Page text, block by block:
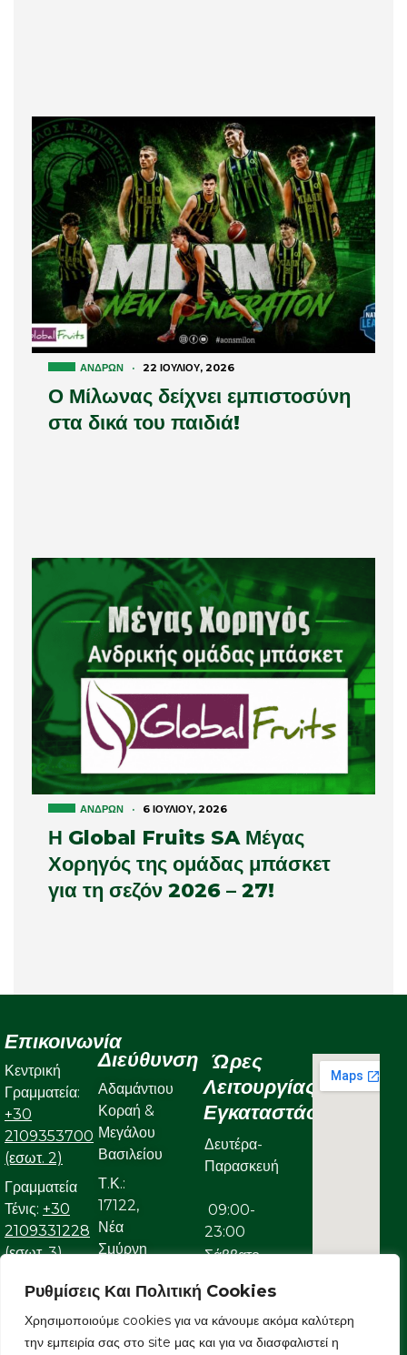
Ρυθμίσεις Και Πολιτική Cookies
Χρησιμοποιούμε cookies για να κάνουμε ακόμα καλύτερη
την εμπειρία σας στο site μας και για να διασφαλιστεί η
ΑΝΔΡΏΝ · 22 ΙΟΥΛΊΟΥ, 2026
Ο Μίλωνας δείχνει εμπιστοσύνη
στα δικά του παιδιά!
ΑΝΔΡΏΝ · 6 ΙΟΥΛΊΟΥ, 2026
Η Global Fruits SA Μέγας
Χορηγός της ομάδας μπάσκετ
για τη σεζόν 2026 – 27!
Επικοινωνία
Κεντρική
Γραμματεία:
+30
2109353700
(εσωτ. 2)
Γραμματεία
Τένις: +30
2109331228
(εσωτ. 3)
Γραμματεία
Κολυμβητικού:
+30
2109323632
Διεύθυνση
Αδαμάντιου
Κοραή &
Μεγάλου
Βασιλείου
Τ.Κ.:
17122,
Νέα
Σμύρνη
Ώρες
Λειτουργίας
Εγκαταστάσεων
Δευτέρα-
Παρασκευή
09:00-
23:00
Σάββατο
09:00-
22:00
Κυριακή